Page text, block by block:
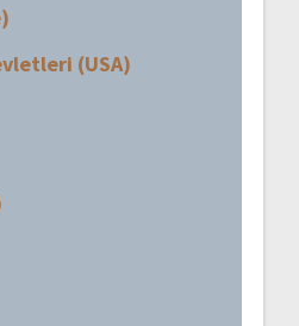
(USA)